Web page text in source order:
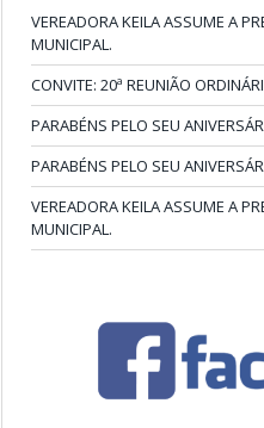
VEREADORA KEILA ASSUME A
MUNICIPAL.
CONVITE: 20ª REUNIÃO
PARABÉNS PELO SEU
PARABÉNS PELO SEU
VEREADORA KEILA ASSUME A
MUNICIPAL.